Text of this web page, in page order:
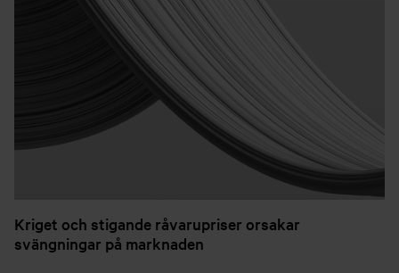
Kriget och stigande råvarupriser orsakar
svängningar på marknaden